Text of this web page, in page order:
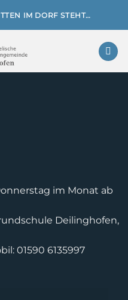
IM DORF STEHT…
im Monat ab
Deilinghofen,
01590 6135997